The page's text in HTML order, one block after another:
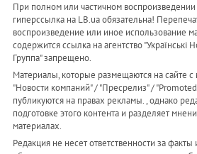
При полном или частичном
гиперссылка на LB.ua обязательна!
воспроизведение или иное использование
содержится ссылка на агентство "Українськi
Группа" запрещено.
Материалы, которые размещаются на сайте с
"Новости компаний" / "Пресрелиз" /
публикуются на правах рекламы. , однако
подготовке этого контента и разделяет
материалах.
Редакция не несет ответственности за